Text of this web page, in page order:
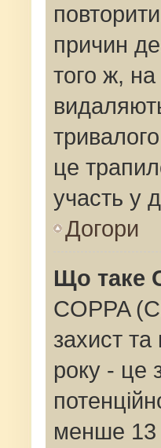
причин
того ж,
це
участь у
Догори
Що таке
COPPA
захист та
року - це
менше 13